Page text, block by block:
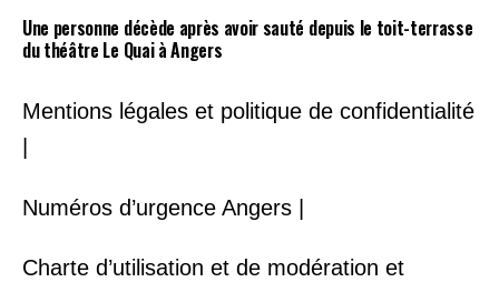
Une personne décède après avoir sauté depuis le toit-terrasse
du théâtre Le Quai à Angers
Mentions légales et politique de confidentialité
Numéros d’urgence Angers |
Charte d’utilisation et de modération et